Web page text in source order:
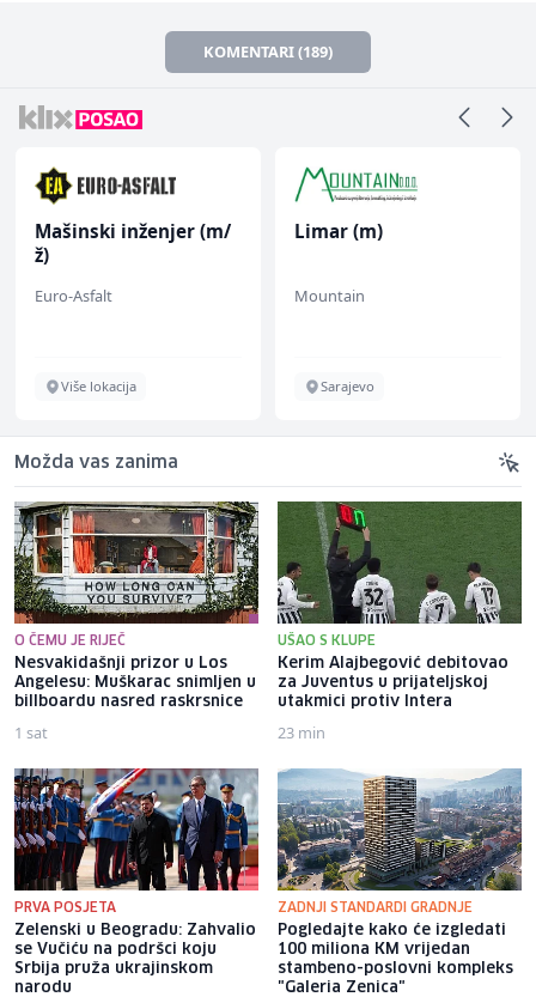
KOMENTARI (189)
Mašinski inženjer (m/
ž)
Euro-Asfalt
Više lokacija
Limar (m)
Mountain
Sarajevo
Možda vas zanima
O ČEMU JE RIJEČ
Nesvakidašnji prizor u Los
Angelesu: Muškarac snimljen u
billboardu nasred raskrsnice
1 sat
UŠAO S KLUPE
Kerim Alajbegović debitovao
za Juventus u prijateljskoj
utakmici protiv Intera
23 min
PRVA POSJETA
Zelenski u Beogradu: Zahvalio
se Vučiću na podršci koju
Srbija pruža ukrajinskom
narodu
ZADNJI STANDARDI GRADNJE
Pogledajte kako će izgledati
100 miliona KM vrijedan
stambeno-poslovni kompleks
"Galeria Zenica"